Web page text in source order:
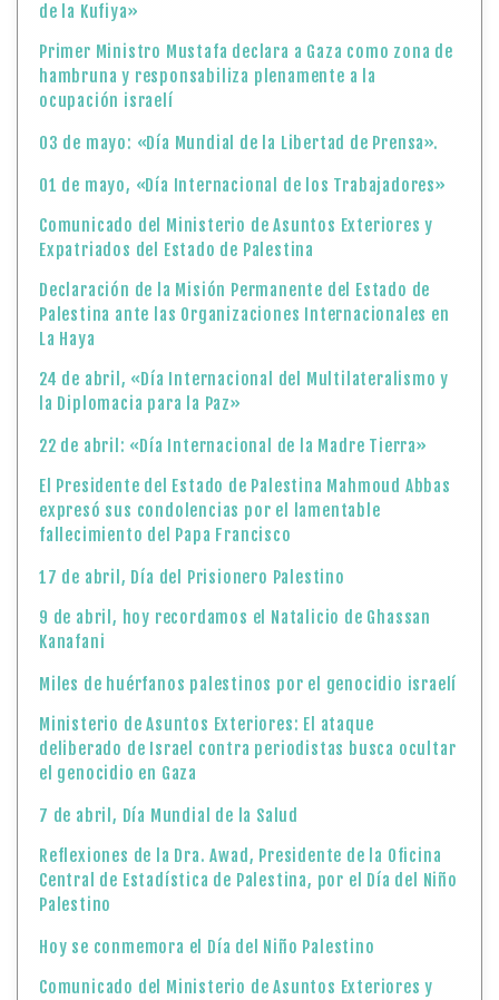
de la Kufiya»
Primer Ministro Mustafa declara a Gaza como zona de
hambruna y responsabiliza plenamente a la
ocupación israelí
03 de mayo: «Día Mundial de la Libertad de Prensa».
01 de mayo, «Día Internacional de los Trabajadores»
Comunicado del Ministerio de Asuntos Exteriores y
Expatriados del Estado de Palestina
Declaración de la Misión Permanente del Estado de
Palestina ante las Organizaciones Internacionales en
La Haya
24 de abril, «Día Internacional del Multilateralismo y
la Diplomacia para la Paz»
22 de abril: «Día Internacional de la Madre Tierra»
El Presidente del Estado de Palestina Mahmoud Abbas
expresó sus condolencias por el lamentable
fallecimiento del Papa Francisco
17 de abril, Día del Prisionero Palestino
9 de abril, hoy recordamos el Natalicio de Ghassan
Kanafani
Miles de huérfanos palestinos por el genocidio israelí
Ministerio de Asuntos Exteriores: El ataque
deliberado de Israel contra periodistas busca ocultar
el genocidio en Gaza
7 de abril, Día Mundial de la Salud
Reflexiones de la Dra. Awad, Presidente de la Oficina
Central de Estadística de Palestina, por el Día del Niño
Palestino
Hoy se conmemora el Día del Niño Palestino
Comunicado del Ministerio de Asuntos Exteriores y